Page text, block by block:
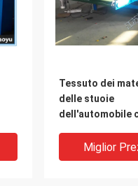
Tessuto dei
delle stuoie
dell'automobile
azionamento a
del
Miglior